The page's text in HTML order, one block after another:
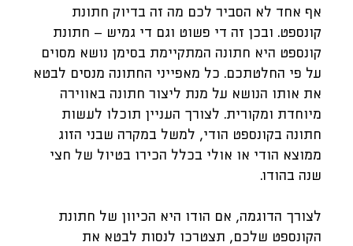
אף אחד לא הסביר לכם מה זה בדיוק חתונת
קונספט. ובכן זה די פשוט וגם די גמיש – חתונת
קונספט היא חתונה המתקיימת בסימן נושא מסוים
על פי החלטתכם. כל מאפייני החתונה מנסים לבטא
את אותו הנושא על מנת ליצור חתונה באווירה
מיוחדת ומקורית. לצורך העניין תוכלו לעשות
חתונה בקונספט הודי, למשל במקרה שבני הזוג
ממוצא הודי או אולי בכלל הכירו בטיול של חצי
שנה בהודו.
לצורך הדוגמה, אם הודו היא הכיוון של חתונת
הקונספט שלכם, תצטרכו לנסות לבטא את